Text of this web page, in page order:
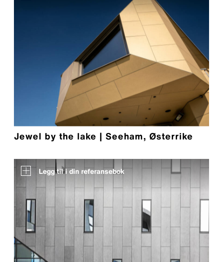
Jewel by the lake | Seeham, Østerrike
Legg til i din referansebok